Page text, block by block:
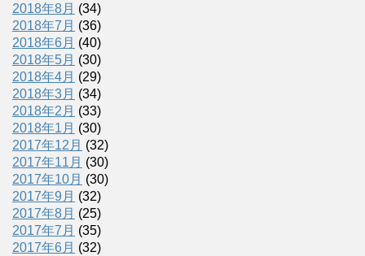
2018年8月 (34)
2018年7月 (36)
2018年6月 (40)
2018年5月 (30)
2018年4月 (29)
2018年3月 (34)
2018年2月 (33)
2018年1月 (30)
2017年12月 (32)
2017年11月 (30)
2017年10月 (30)
2017年9月 (32)
2017年8月 (25)
2017年7月 (35)
2017年6月 (32)